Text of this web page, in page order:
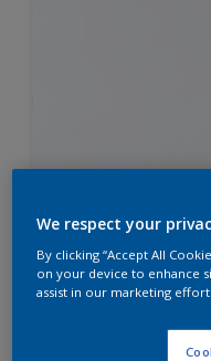
ไม่แน่ใจว่าคุณต้
ลองใช้เครื่องคำน
เ
We respect your
By clicking “Accept All
on your device to enhance
assist in our marketing